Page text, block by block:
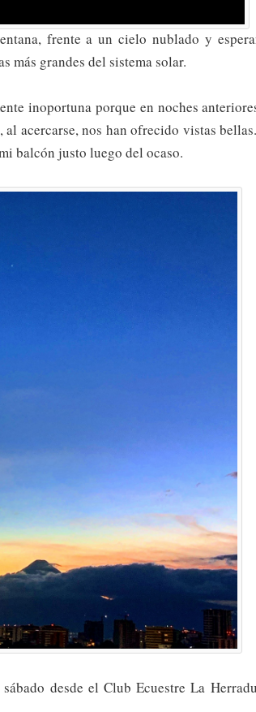
frente a un cielo nublado y
más grandes del sistema solar.
inoportuna porque en noches
al acercarse, nos han ofrecido vistas
balcón justo luego del ocaso.
desde el Club Ecuestre La